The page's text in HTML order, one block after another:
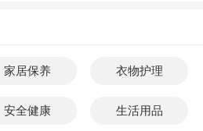
家居保养 衣物护理
安全健康 生活用品